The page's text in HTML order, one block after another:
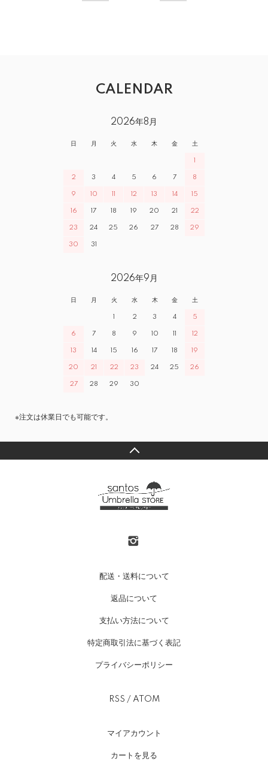
CALENDAR
2026年8月
日 月 火 水 木 金 土
1
2 3 4 5 6 7 8
9 10 11 12 13 14 15
16 17 18 19 20 21 22
23 24 25 26 27 28 29
30 31
2026年9月
日 月 火 水 木 金 土
1 2 3 4 5
6 7 8 9 10 11 12
13 14 15 16 17 18 19
20 21 22 23 24 25 26
27 28 29 30
※注文は休業日でも可能です。
配送・送料について
返品について
支払い方法について
特定商取引法に基づく表記
プライバシーポリシー
RSS / ATOM
マイアカウント
カートを見る